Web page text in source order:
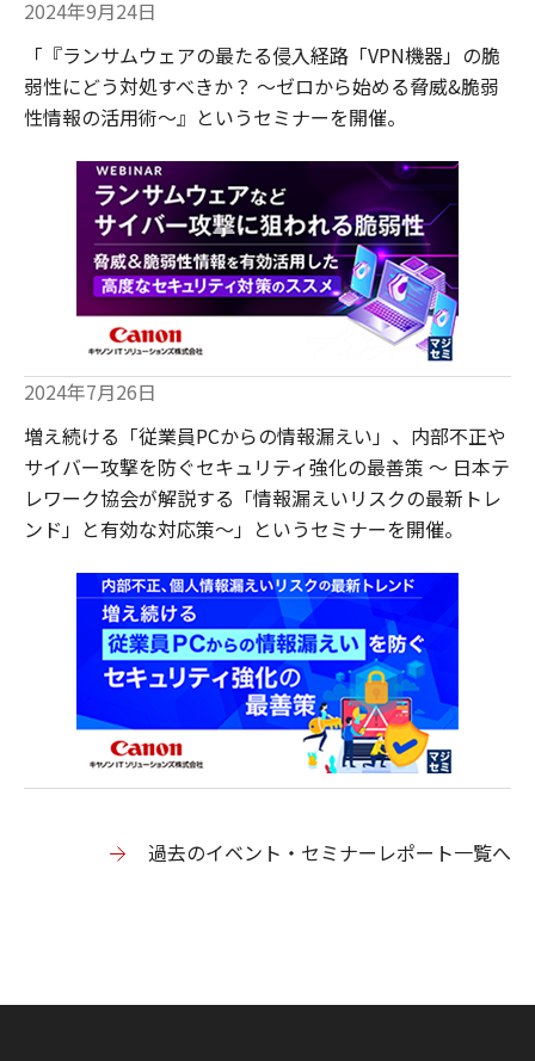
2024年9月24日
「『ランサムウェアの最たる侵入経路「VPN機器」の脆
弱性にどう対処すべきか？ ～ゼロから始める脅威&脆弱
性情報の活用術～』というセミナーを開催。
2024年7月26日
増え続ける「従業員PCからの情報漏えい」、内部不正や
サイバー攻撃を防ぐセキュリティ強化の最善策 ～ 日本テ
レワーク協会が解説する「情報漏えいリスクの最新トレ
ンド」と有効な対応策～」というセミナーを開催。
過去のイベント・セミナーレポート一覧へ